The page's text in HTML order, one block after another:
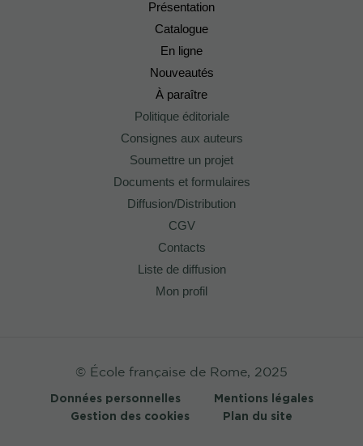
Présentation
Catalogue
En ligne
Nouveautés
À paraître
Politique éditoriale
Consignes aux auteurs
Soumettre un projet
Documents et formulaires
Diffusion/Distribution
CGV
Contacts
Liste de diffusion
Mon profil
© École française de Rome, 2025
Données personnelles
Mentions légales
Gestion des cookies
Plan du site